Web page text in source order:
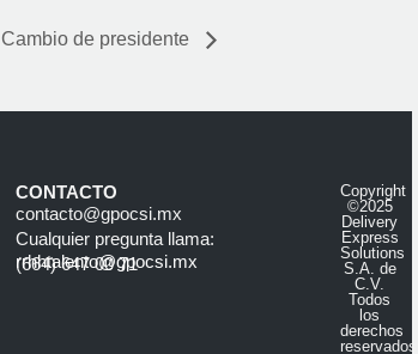
Cambio de presidente
CONTACTO
contacto@gpocsi.mx
Cualquier pregunta llama:
(664) 647 00 71
rrhhtalento@gpocsi.mx
Copyright
©2025
Delivery
Express
Solutions
S.A. de
C.V.
Todos
los
derechos